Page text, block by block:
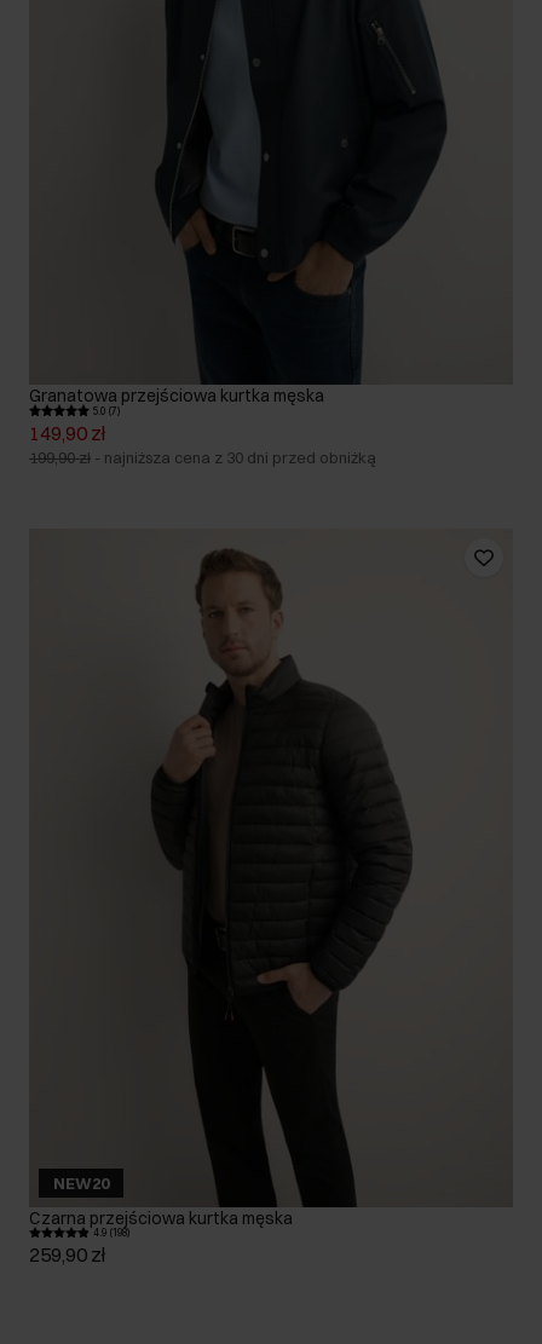
Granatowa przejściowa kurtka męska
5.0 (7)
149,90 zł
199,90 zł - najniższa cena z 30 dni przed obniżką
NEW20
Czarna przejściowa kurtka męska
4.9 (198)
259,90 zł